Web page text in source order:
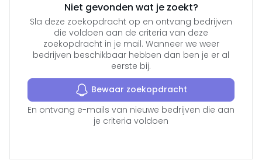
Niet gevonden wat je zoekt?
Sla deze zoekopdracht op en ontvang bedrijven
die voldoen aan de criteria van deze
zoekopdracht in je mail. Wanneer we weer
bedrijven beschikbaar hebben dan ben je er al
eerste bij.
Bewaar zoekopdracht
En ontvang e-mails van nieuwe bedrijven die aan
je criteria voldoen